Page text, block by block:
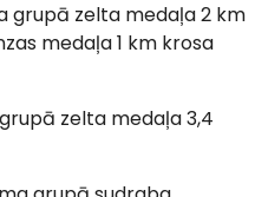
grupā zelta medaļa 2 km
medaļa 1 km krosa
zelta medaļa 3,4